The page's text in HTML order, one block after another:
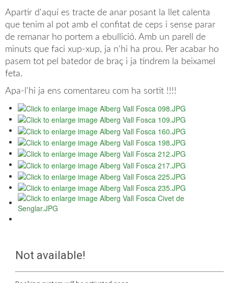
Apartir d'aquí es tracte de anar posant la llet calenta
que tenim al pot amb el confitat de ceps i sense parar
de remanar ho portem a ebullició. Amb un parell de
minuts que faci xup-xup, ja n'hi ha prou. Per acabar ho
pasem tot pel batedor de braç i ja tindrem la beixamel
feta.
Apa-l'hi ja ens comentareu com ha sortit !!!!